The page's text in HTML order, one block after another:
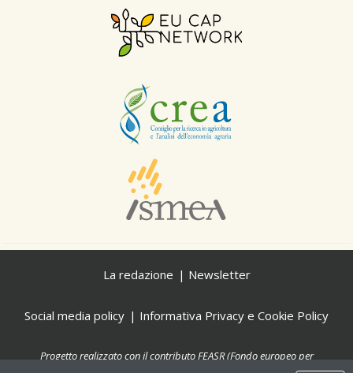
La redazione Newsletter
Social media policy Informativa Privacy e Cookie Policy
Progetto realizzato con il contributo FEASR (Fondo europeo per